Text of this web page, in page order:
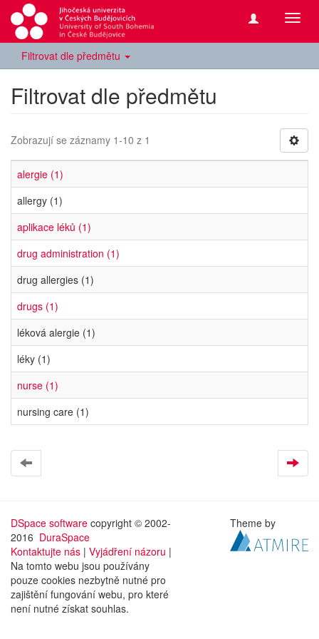
Filtrovat dle předmětu
Filtrovat dle předmětu
Zobrazují se záznamy 1-10 z 1
alergie (1)
allergy (1)
aplikace léků (1)
drug administration (1)
drug allergies (1)
drugs (1)
léková alergie (1)
léky (1)
nurse (1)
nursing care (1)
DSpace software copyright © 2002-
2016 DuraSpace
Kontaktujte nás | Vyjádření názoru |
Na tomto webu jsou používány
pouze cookies nezbytně nutné pro
zajištění fungování webu, pro které
není nutné získat souhlas.
Theme by